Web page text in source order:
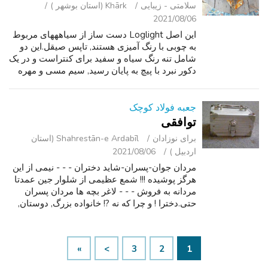
سلامتی - زیبایی
Khārk (استان بوشهر )
2021/08/06
این اصل Loglight دست ساز از سیاهههای مربوط
به چوبی با رنگ آمیزی هستند, تاپس صیقل.این دو
شامل تنه رنگ سیاه و سفید برای کنتراست و در یک
دکور نبرد با پیچ به پایان رسید, سیم مسی و مهره
جعبه فولاد کوچک
توافقی
برای نوزادان
Shahrestān-e Ardabīl (استان
اردبیل )
2021/08/06
مردان جوان-پسران-شاید دختران - - - نیمی از این
هرگز پوشیده !!! شمع عظیمی از شلوار جین عمدتا
مردانه به فروش - - - لاغر بچه ها مردان پسران
حتی.دخترا ! و چرا که نه ?! خانواده بزرگ, دوستان,
1
2
3
>
»